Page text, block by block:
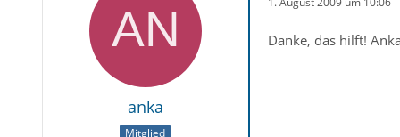
anka
Mitglied
Danke, das hilft!